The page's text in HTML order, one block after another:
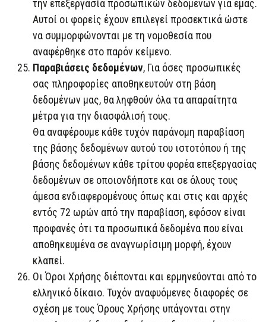
την επεξεργασία προσωπικών δεδομένων για εμάς.
Αυτοί οι φορείς έχουν επιλεγεί προσεκτικά ώστε
να συμμορφώνονται με τη νομοθεσία που
αναφέρθηκε στο παρόν κείμενο.
Παραβιάσεις δεδομένων, Για όσες προσωπικές
σας πληροφορίες αποθηκευτούν στη βάση
δεδομένων μας, θα ληφθούν όλα τα απαραίτητα
μέτρα για την διασφάλισή τους.
Θα αναφέρουμε κάθε τυχόν παράνομη παραβίαση
της βάσης δεδομένων αυτού του ιστοτόπου ή της
βάσης δεδομένων κάθε τρίτου φορέα επεξεργασίας
δεδομένων σε οποιονδήποτε και σε όλους τους
άμεσα ενδιαφερομένους όπως και στις και αρχές
εντός 72 ωρών από την παραβίαση, εφόσον είναι
προφανές ότι τα προσωπικά δεδομένα που είναι
αποθηκευμένα σε αναγνωρίσιμη μορφή, έχουν
κλαπεί.
Οι Όροι Χρήσης διέπονται και ερμηνεύονται από το
ελληνικό δίκαιο. Τυχόν αναφυόμενες διαφορές σε
σχέση με τους Όρους Χρήσης υπάγονται στην